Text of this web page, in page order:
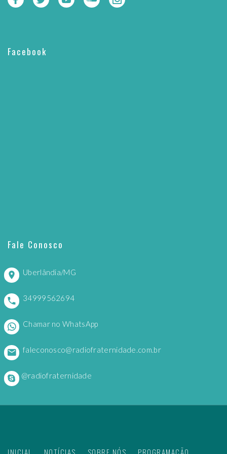
Facebook
Fale Conosco
Uberlândia/MG
34999562694
Chamar no WhatsApp
faleconosco@radiofraternidade.com.br
@radiofraternidade